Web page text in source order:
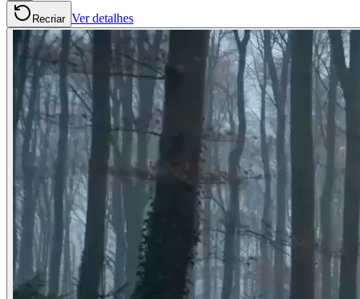
Recriar Ver detalhes